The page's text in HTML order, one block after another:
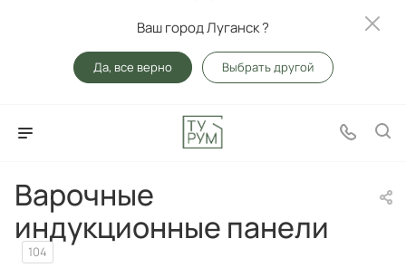
Ваш город Луганск ?
Да, все верно Выбрать другой
Варочные
индукционные панели
104